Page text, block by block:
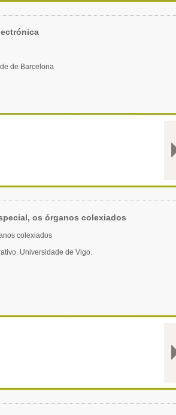
de Barcelona
os órganos colexiados
colexiados
Universidade de Vigo.